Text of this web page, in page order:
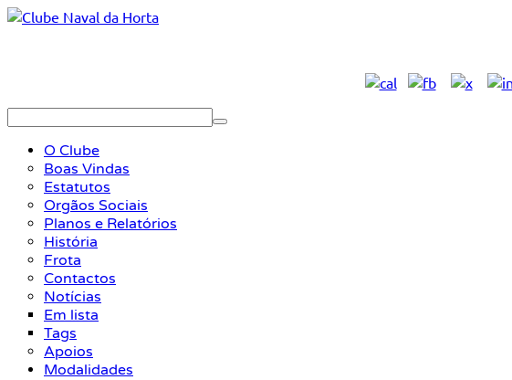
O Clube
Boas Vindas
Estatutos
Orgãos Sociais
Planos e Relatórios
História
Frota
Contactos
Notícias
Em lista
Tags
Apoios
Modalidades